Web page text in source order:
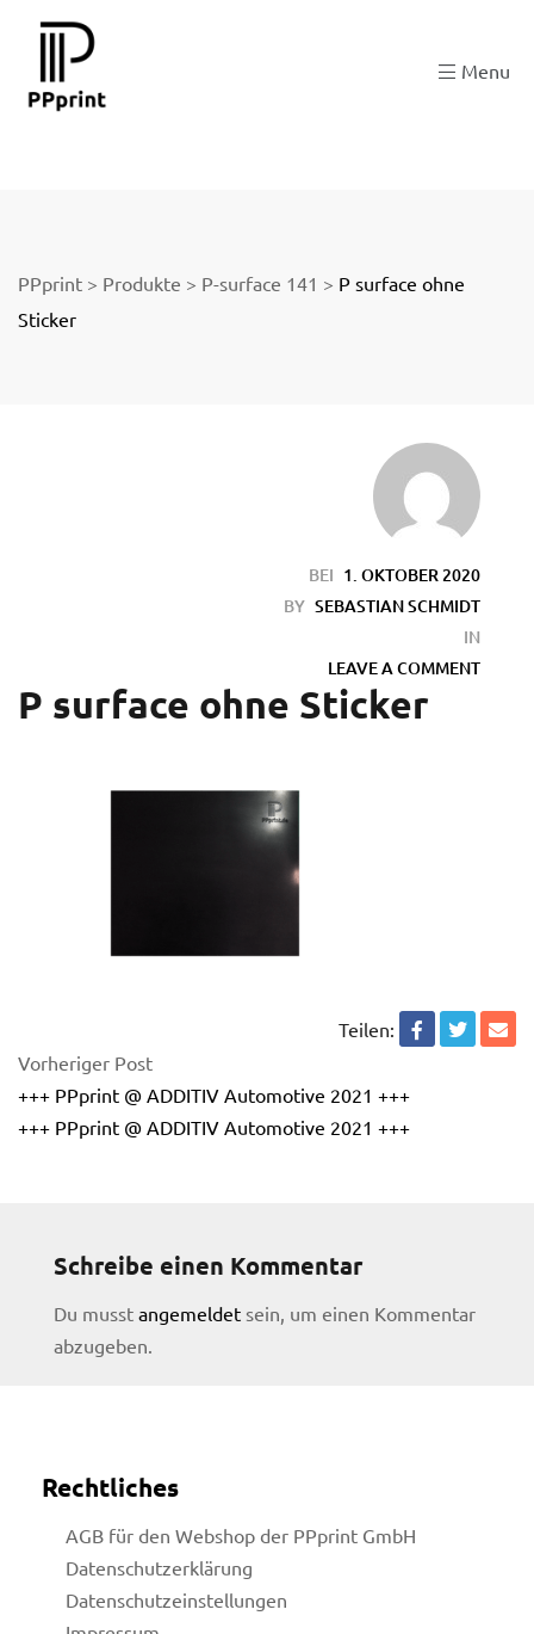
Menu
PPprint > Produkte > P-surface 141 > P surface ohne
Sticker
BEI 1. OKTOBER 2020
BY SEBASTIAN SCHMIDT
IN
LEAVE A COMMENT
P surface ohne Sticker
Teilen:
Vorheriger Post
+++ PPprint @ ADDITIV Automotive 2021 +++
+++ PPprint @ ADDITIV Automotive 2021 +++
Schreibe einen Kommentar
Du musst angemeldet sein, um einen Kommentar
abzugeben.
Rechtliches
AGB für den Webshop der PPprint GmbH
Datenschutzerklärung
Datenschutzeinstellungen